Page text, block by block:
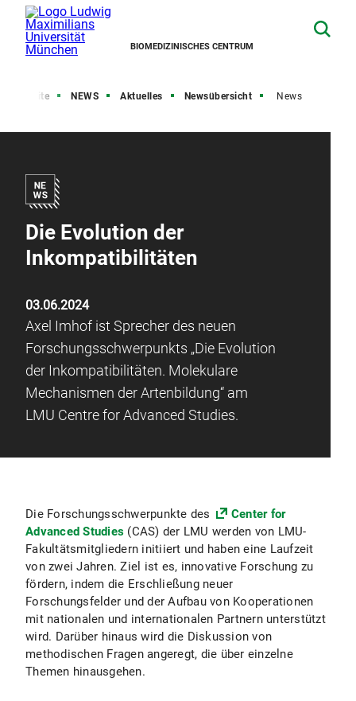
BIOMEDIZINISCHES CENTRUM
Startseite NEWS Aktuelles Newsübersicht News
Die Evolution der
Inkompatibilitäten
03.06.2024
Axel Imhof ist Sprecher des neuen
Forschungsschwerpunkts „Die Evolution
der Inkompatibilitäten. Molekulare
Mechanismen der Artenbildung“ am
LMU Centre for Advanced Studies.
Die Forschungsschwerpunkte des
Center for
Advanced Studies (CAS) der LMU werden von LMU-
Fakultätsmitgliedern initiiert und haben eine Laufzeit
von zwei Jahren. Ziel ist es, innovative Forschung zu
fördern, indem die Erschließung neuer
Forschungsfelder und der Aufbau von Kooperationen
mit nationalen und internationalen Partnern unterstützt
wird. Darüber hinaus wird die Diskussion von
methodischen Fragen angeregt, die über einzelne
Themen hinausgehen.